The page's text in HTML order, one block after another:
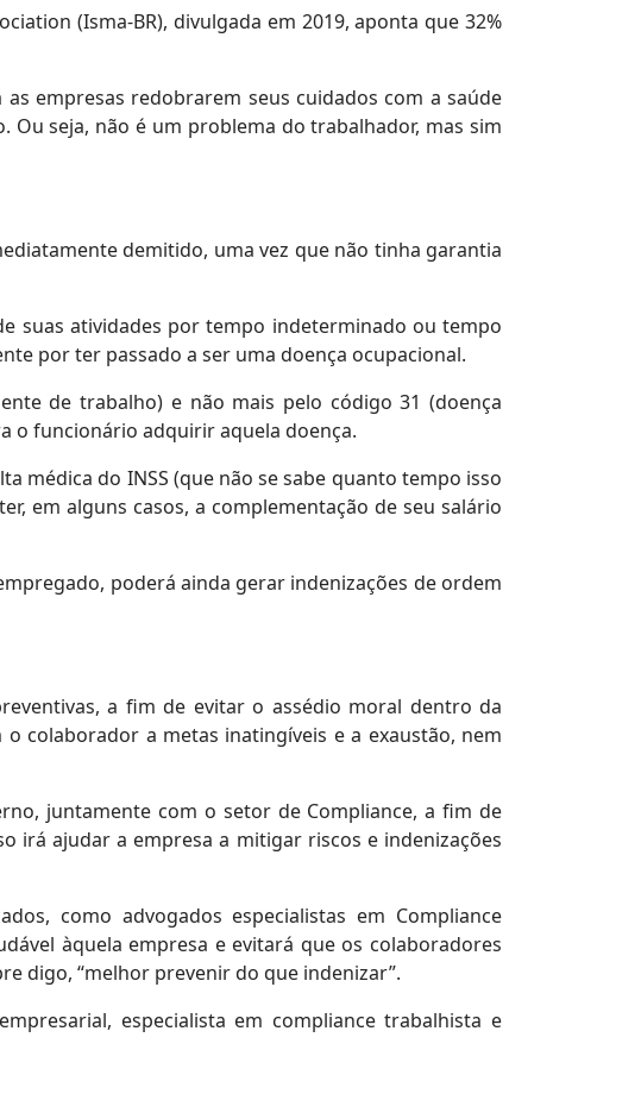
(Isma-BR), divulgada em 2019, aponta que 32%
empresas redobrarem seus cuidados com a saúde
seja, não é um problema do trabalhador, mas sim
demitido, uma vez que não tinha garantia
suas atividades por tempo indeterminado ou tempo
por ter passado a ser uma doença ocupacional.
de trabalho) e não mais pelo código 31 (doença
o funcionário adquirir aquela doença.
médica do INSS (que não se sabe quanto tempo isso
em alguns casos, a complementação de seu salário
poderá ainda gerar indenizações de ordem
a fim de evitar o assédio moral dentro da
colaborador a metas inatingíveis e a exaustão, nem
juntamente com o setor de Compliance, a fim de
irá ajudar a empresa a mitigar riscos e indenizações
como advogados especialistas em Compliance
àquela empresa e evitará que os colaboradores
digo, “melhor prevenir do que indenizar”.
especialista em compliance trabalhista e